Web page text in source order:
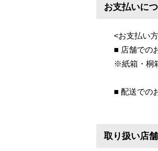
お支払いに
<お支払い
■ 店舗での
※紙箱・桐
■ 配送での
取り扱い店舗